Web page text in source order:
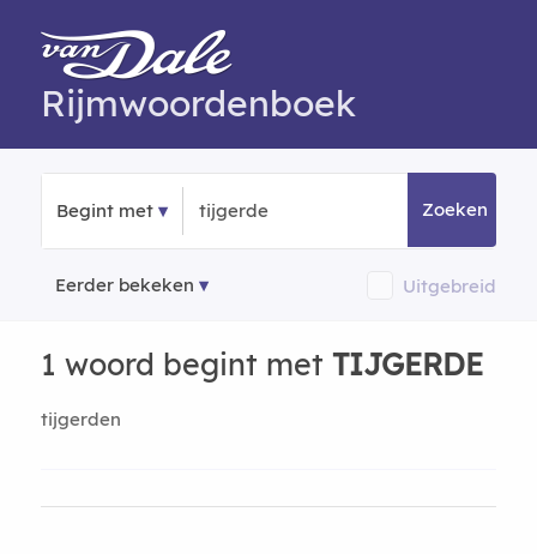
Rijmwoordenboek
Begint met Zoeken
Eerder bekeken Uitgebreid
1 woord begint met TIJGERDE
tijgerden